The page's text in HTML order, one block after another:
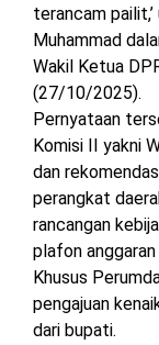
terancam
Muhammad
Wakil Ketua
(27/10/2025).
Pernyataan
Komisi II yakni
dan
perangkat
rancangan
plafon
Khusus
pengajuan
dari bupati.